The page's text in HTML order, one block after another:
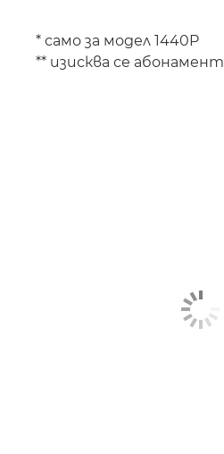
* само за модел 1440P
** изисква се абонамент